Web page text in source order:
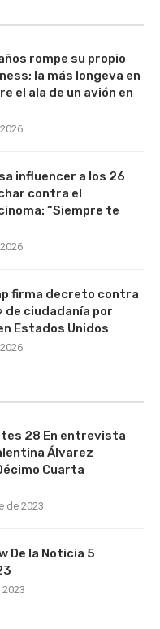
rompe su propio
la más longeva en
el ala de un avión en
influencer a los 26
contra el
“Siempre te
firma decreto contra
de ciudadanía por
Estados Unidos
28 En entrevista
Álvarez
Cuarta
de 2023
De la Noticia 5